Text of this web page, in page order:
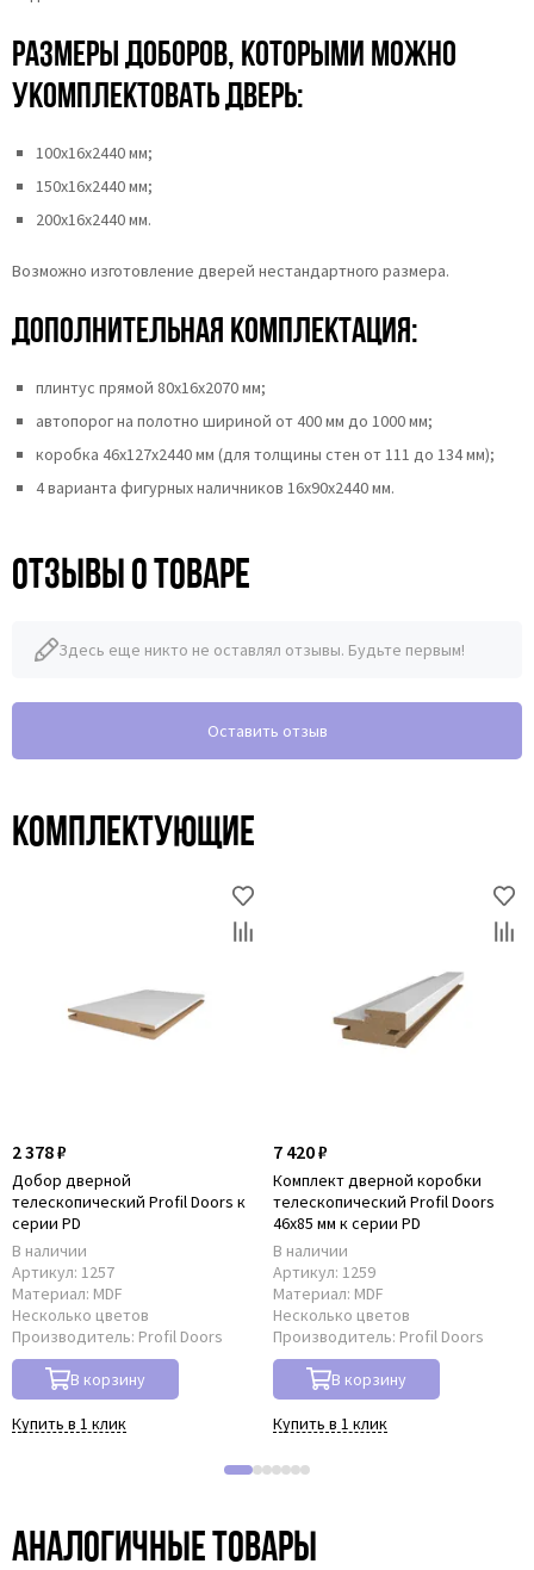
Размеры доборов, которыми можно
укомплектовать дверь:
100х16х2440 мм;
150х16х2440 мм;
200х16х2440 мм.
Возможно изготовление дверей нестандартного размера.
Дополнительная комплектация:
плинтус прямой 80х16х2070 мм;
автопорог на полотно шириной от 400 мм до 1000 мм;
коробка 46x127x2440 мм (для толщины стен от 111 до 134 мм);
4 варианта фигурных наличников 16х90х2440 мм.
Отзывы о товаре
Здесь еще никто не оставлял отзывы. Будьте первым!
Оставить отзыв
Комплектующие
2 378 ₽
Добор дверной
телескопический Profil Doors к
серии PD
В наличии
Артикул: 1257
Материал: MDF
Несколько цветов
Производитель: Profil Doors
В корзину
Купить в 1 клик
7 420 ₽
Комплект дверной коробки
телескопический Profil Doors
46x85 мм к серии PD
В наличии
Артикул: 1259
Материал: MDF
Несколько цветов
Производитель: Profil Doors
В корзину
Купить в 1 клик
Аналогичные товары